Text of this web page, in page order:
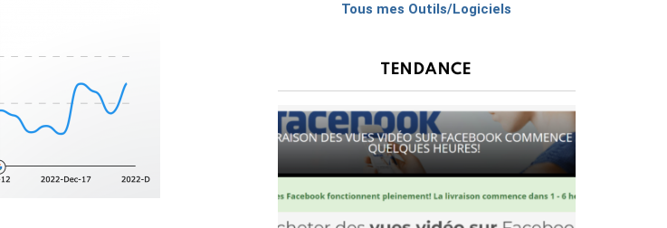
Tous mes Outils/Logiciels
TENDANCE